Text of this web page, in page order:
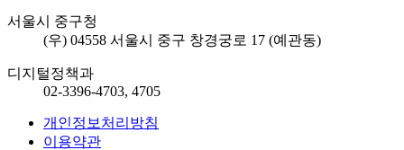
서울시 중구청
(우) 04558 서울시 중구 창경궁로 17 (예관동)
디지털정책과
02-3396-4703, 4705
개인정보처리방침
이용약관